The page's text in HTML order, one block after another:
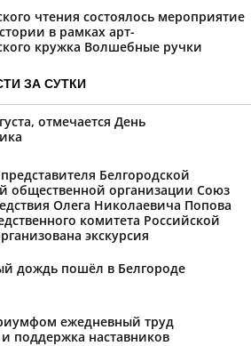
чтения состоялось мероприятие
в рамках арт-
кружка Волшебные ручки
ЗА СУТКИ
отмечается День
Белгородской
общественной организации Союз
Олега Николаевича Попова
комитета Российской
экскурсия
дождь пошёл в Белгороде
ежедневный труд
поддержка наставников